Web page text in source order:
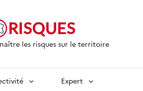
les risques sur le territoire
Expert